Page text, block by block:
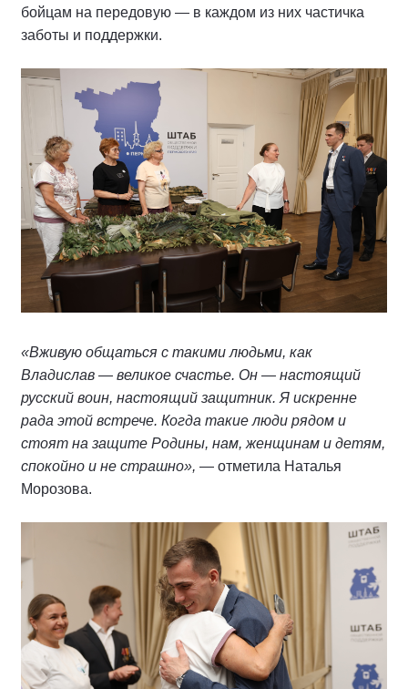
бойцам на передовую — в каждом из них частичка
заботы и поддержки.
«Вживую общаться с такими людьми, как
Владислав — великое счастье. Он — настоящий
русский воин, настоящий защитник. Я искренне
рада этой встрече. Когда такие люди рядом и
стоят на защите Родины, нам, женщинам и детям,
спокойно и не страшно», — отметила Наталья
Морозова.